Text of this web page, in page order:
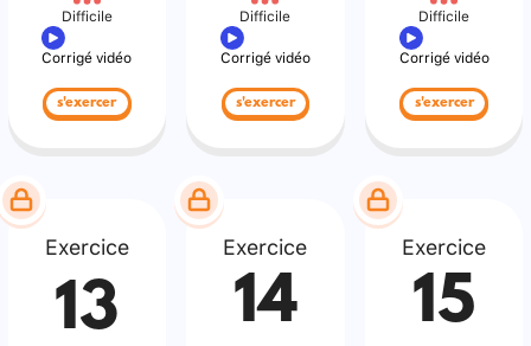
Difficile
Corrigé vidéo
s'exercer
Difficile
Corrigé vidéo
s'exercer
Difficile
Corrigé vidéo
s'exercer
Exercice
13
Exercice
14
Exercice
15